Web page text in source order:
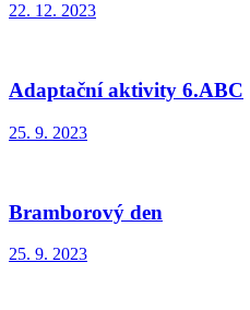
22. 12. 2023
Adaptační aktivity 6.ABC
25. 9. 2023
Bramborový den
25. 9. 2023